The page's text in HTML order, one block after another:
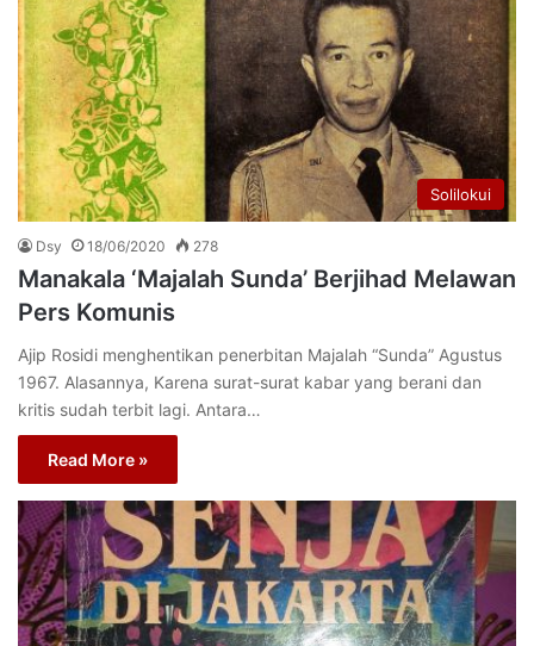
Solilokui
Dsy 18/06/2020 278
Manakala ‘Majalah Sunda’ Berjihad Melawan
Pers Komunis
Ajip Rosidi menghentikan penerbitan Majalah “Sunda” Agustus
1967. Alasannya, Karena surat-surat kabar yang berani dan
kritis sudah terbit lagi. Antara…
Read More »